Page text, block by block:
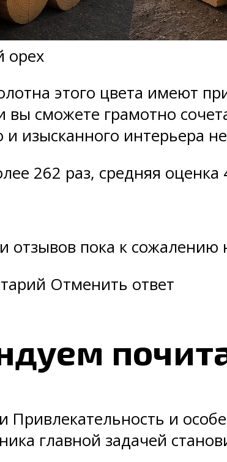
орех
этого цвета имеют
вы сможете грамотно
и изысканного интерьера
262 раз, средняя оценка
отзывов пока к
Отменить ответ
Привлекательность и
главной задачей